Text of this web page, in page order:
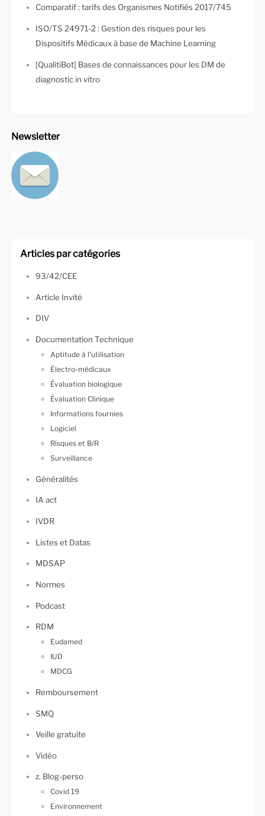
Comparatif : tarifs des Organismes Notifiés 2017/745
ISO/TS 24971-2 : Gestion des risques pour les
Dispositifs Médicaux à base de Machine Learning
[QualitiBot] Bases de connaissances pour les DM de
diagnostic in vitro
Newsletter
Articles par catégories
93/42/CEE
Article Invité
DIV
Documentation Technique
Aptitude à l'utilisation
Électro-médicaux
Évaluation biologique
Évaluation Clinique
Informations fournies
Logiciel
Risques et B/R
Surveillance
Généralités
IA act
IVDR
Listes et Datas
MDSAP
Normes
Podcast
RDM
Eudamed
IUD
MDCG
Remboursement
SMQ
Veille gratuite
Vidéo
z. Blog-perso
Covid 19
Environnement